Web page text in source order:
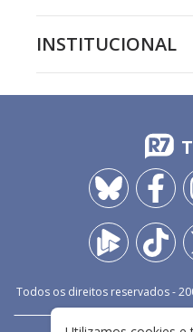
INSTITUCIONAL
Todos os direitos reservados -